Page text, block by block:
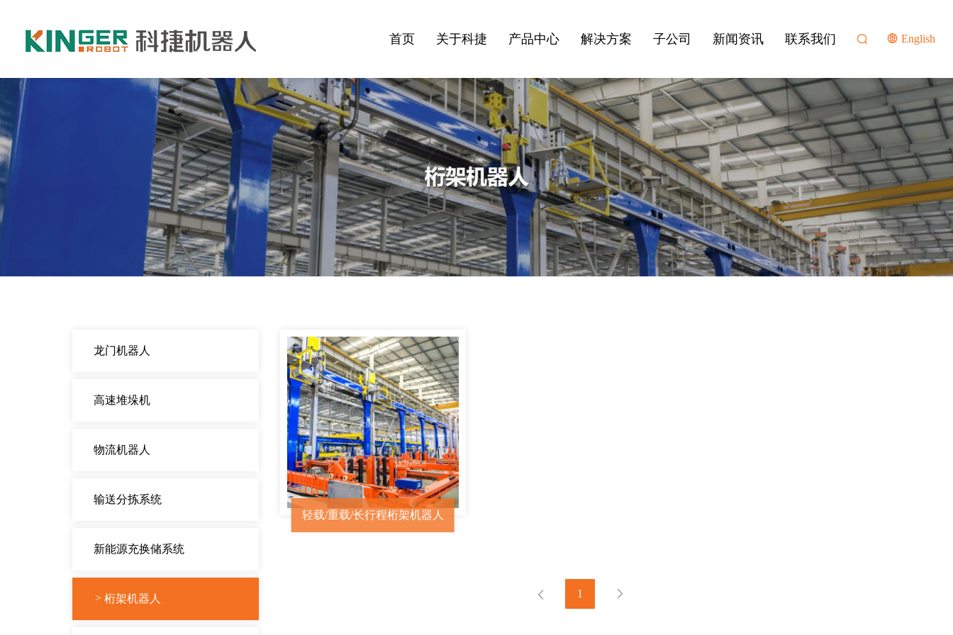
English
首页 关于科捷 产品中心 解决方案 子公司 新闻资讯 联系我们
龙门机器人
高速堆垛机
物流机器人
输送分拣系统
新能源充换储系统
桁架机器人
轻载/重载/长行程桁架机器人
1